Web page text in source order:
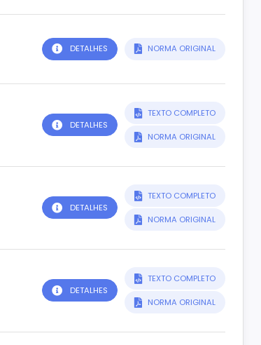
DETALHES NORMA ORIGINAL
DETALHES
TEXTO COMPLETO
NORMA ORIGINAL
DETALHES
TEXTO COMPLETO
NORMA ORIGINAL
DETALHES
TEXTO COMPLETO
NORMA ORIGINAL